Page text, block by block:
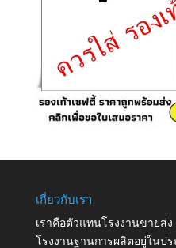
เกี่ยวกับเรา
เราคือตัวแทนโรงงานขายส่ง
โรงงานฐานการผลิตอยู่ในป